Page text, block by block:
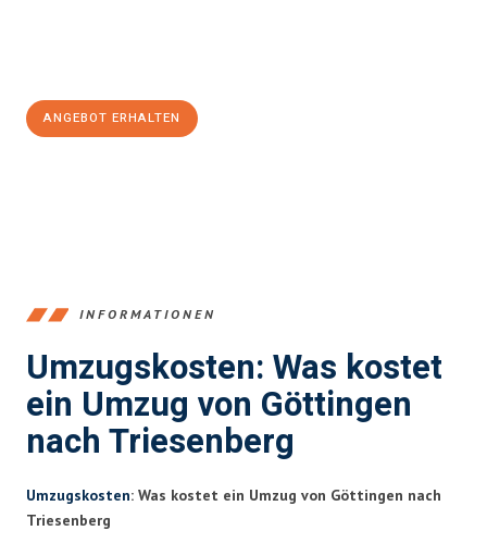
ANGEBOT ERHALTEN
INFORMATIONEN
Umzugskosten: Was kostet
ein Umzug von Göttingen
nach Triesenberg
Umzugskosten: Was kostet ein Umzug von Göttingen nach
Triesenberg